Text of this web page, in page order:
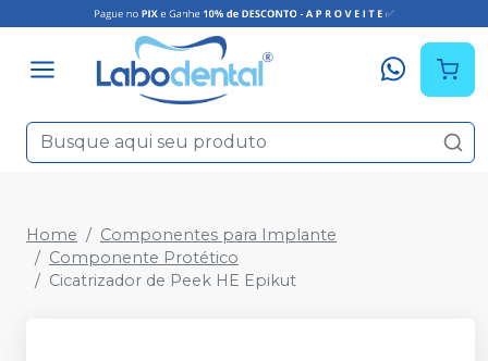
Home
Componentes para Implante
Componente Protético
Cicatrizador de Peek HE Epikut